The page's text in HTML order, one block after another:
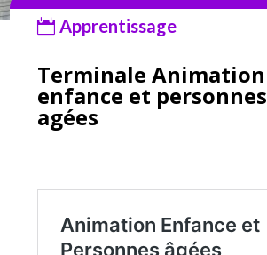
 Apprentissage
Terminale Animation
enfance et personnes
agées